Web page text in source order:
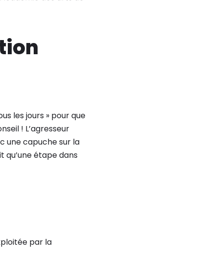
les jours » pour que
! L’agresseur
une capuche sur la
qu’une étape dans
par la